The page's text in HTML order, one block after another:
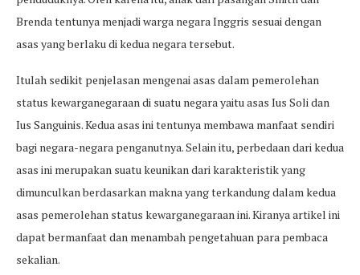
Brenda tentunya menjadi warga negara Inggris sesuai dengan
asas yang berlaku di kedua negara tersebut.
Itulah sedikit penjelasan mengenai asas dalam pemerolehan
status kewarganegaraan di suatu negara yaitu asas Ius Soli dan
Ius Sanguinis. Kedua asas ini tentunya membawa manfaat sendiri
bagi negara-negara penganutnya. Selain itu, perbedaan dari kedua
asas ini merupakan suatu keunikan dari karakteristik yang
dimunculkan berdasarkan makna yang terkandung dalam kedua
asas pemerolehan status kewarganegaraan ini. Kiranya artikel ini
dapat bermanfaat dan menambah pengetahuan para pembaca
sekalian.